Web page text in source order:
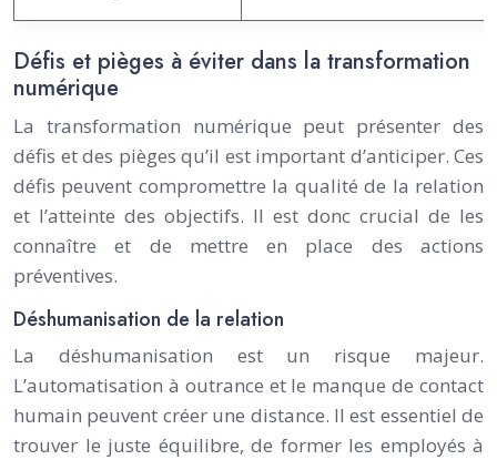
Défis et pièges à éviter dans la transformation
numérique
La transformation numérique peut présenter des
défis et des pièges qu’il est important d’anticiper. Ces
défis peuvent compromettre la qualité de la relation
et l’atteinte des objectifs. Il est donc crucial de les
connaître et de mettre en place des actions
préventives.
Déshumanisation de la relation
La déshumanisation est un risque majeur.
L’automatisation à outrance et le manque de contact
humain peuvent créer une distance. Il est essentiel de
trouver le juste équilibre, de former les employés à